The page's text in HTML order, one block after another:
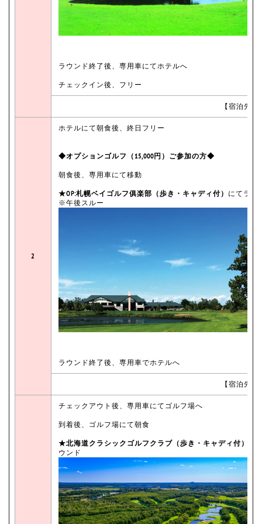
ラウンド終了後、専用車にてホテルへ
チェックイン後、フリー
【宿泊先
2
ホテルにて朝食後、終日フリー
◆オプションゴルフ（15,000円）ご参加の方◆
朝食後、専用車にて移動
★OP:札幌ベイゴルフ俱楽部（歩き・キャディ付） にてラウ
※午後スルー
ラウンド終了後、専用車でホテルへ
【宿泊先
チェックアウト後、専用車にてゴルフ場へ
到着後、ゴルフ場にて朝食
★北海道クラシックゴルフクラブ（歩き・キャディ付）
ウンド